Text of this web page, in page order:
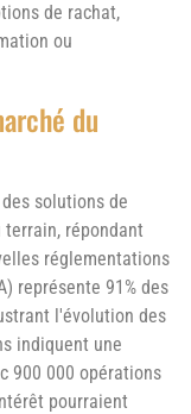
de rachat,
ou
du
solutions de
répondant
réglementations
représente 91% des
l'évolution des
indiquent une
900 000 opérations
pourraient